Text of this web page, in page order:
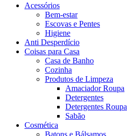
Acessórios
Bem-estar
Escovas e Pentes
Higiene
Anti Desperdício
Coisas para Casa
Casa de Banho
Cozinha
Produtos de Limpeza
Amaciador Roupa
Detergentes
Detergentes Roupa
Sabão
Cosmética
Batons e Bálsamos